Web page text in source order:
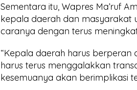
Sementara itu, Wapres Ma’ruf
kepala daerah dan masyarakat
caranya dengan terus
“Kepala daerah harus
harus terus menggalakkan
kesemuanya akan berimplikasi